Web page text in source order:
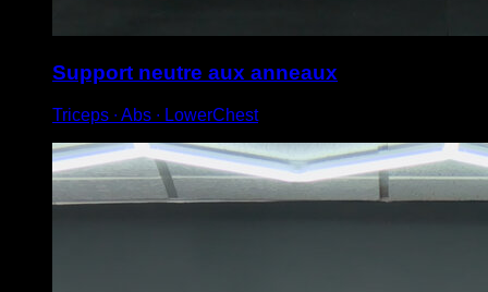
Support neutre aux anneaux
Triceps ∙ Abs ∙ LowerChest